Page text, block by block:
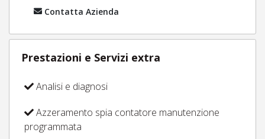
Contatta Azienda
Prestazioni e Servizi extra
Analisi e diagnosi
Azzeramento spia contatore manutenzione
programmata